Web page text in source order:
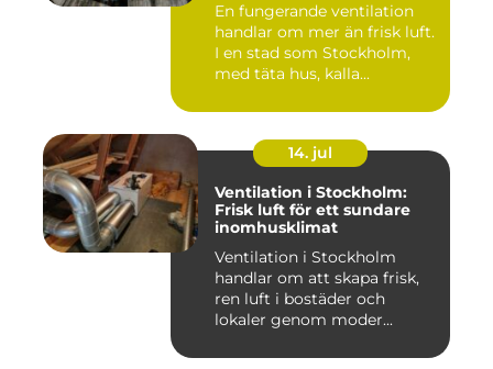
En fungerande ventilation
handlar om mer än frisk luft.
I en stad som Stockholm,
med täta hus, kalla...
14. jul
Ventilation i Stockholm:
Frisk luft för ett sundare
inomhusklimat
Ventilation i Stockholm
handlar om att skapa frisk,
ren luft i bostäder och
lokaler genom moder...